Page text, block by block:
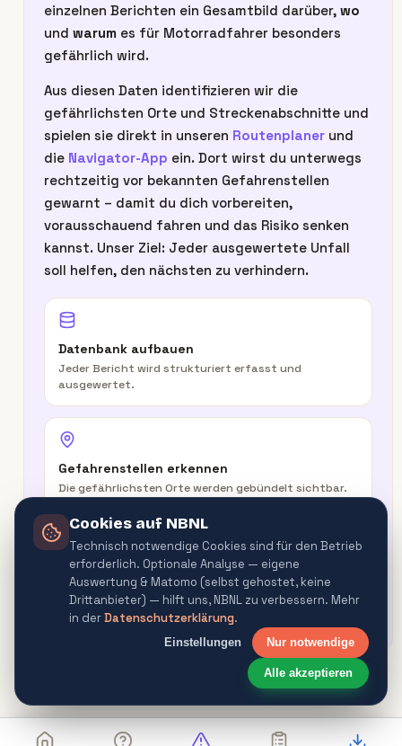
einzelnen Berichten ein Gesamtbild darüber, wo
und warum es für Motorradfahrer besonders
gefährlich wird.
Aus diesen Daten identifizieren wir die
gefährlichsten Orte und Streckenabschnitte und
spielen sie direkt in unseren Routenplaner und
die Navigator-App ein. Dort wirst du unterwegs
rechtzeitig vor bekannten Gefahrenstellen
gewarnt – damit du dich vorbereiten,
vorausschauend fahren und das Risiko senken
kannst. Unser Ziel: Jeder ausgewertete Unfall
soll helfen, den nächsten zu verhindern.
Datenbank aufbauen
Jeder Bericht wird strukturiert erfasst und
ausgewertet.
Gefahrenstellen erkennen
Die gefährlichsten Orte werden gebündelt sichtbar.
In der Route warnen
Routenplaner & Navigator warnen vor
Gefahrenquellen.
Cookies auf NBNL
Technisch notwendige Cookies sind für den Betrieb
erforderlich. Optionale Analyse — eigene
Auswertung & Matomo (selbst gehostet, keine
Drittanbieter) — hilft uns, NBNL zu verbessern. Mehr
in derDatenschutzerklärung.
Einstellungen Nur notwendige
Alle akzeptieren